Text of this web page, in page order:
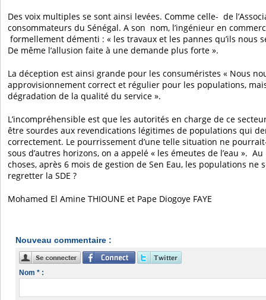
Des voix multiples se sont ainsi levées. Comme celle- de
consommateurs du Sénégal. A son nom, l’ingénieur en
formellement démenti : « les travaux et les pannes qu’ils nous
De même l’allusion faite à une demande plus forte ».
La déception est ainsi grande pour les consuméristes « Nous
approvisionnement correct et régulier pour les populations,
dégradation de la qualité du service ».
L’incompréhensible est que les autorités en charge de ce
être sourdes aux revendications légitimes de populations qui
correctement. Le pourrissement d’une telle situation ne
sous d’autres horizons, on a appelé « les émeutes de l’eau ».
choses, après 6 mois de gestion de Sen Eau, les populations ne
regretter la SDE ?
Mohamed El Amine THIOUNE et Pape Diogoye FAYE
Nouveau commentaire :
Nom * :